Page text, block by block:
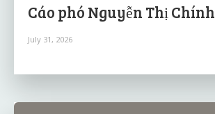
Cáo phó Nguyễn Thị Chính
July 31, 2026